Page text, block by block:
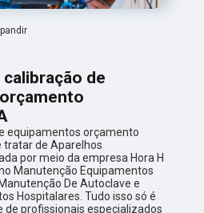
de
equipamentos orçamento
tratar de Aparelhos
por meio da empresa Hora H
Manutenção Equipamentos
De Autoclave e
Hospitalares. Tudo isso só é
de profissionais especializados